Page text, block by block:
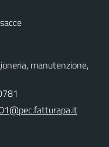
manutenzione,